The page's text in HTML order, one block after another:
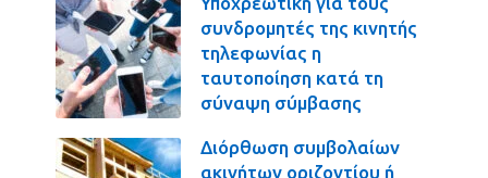
συνδρομητές της κινητής
τηλεφωνίας η
ταυτοποίηση κατά τη
σύναψη σύμβασης
Διόρθωση συμβολαίων
ακινήτων οριζοντίου ή